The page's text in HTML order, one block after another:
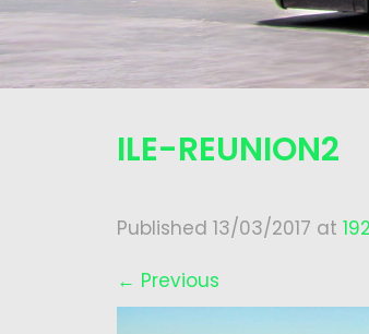
ILE-REUNION2
Published 13/03/2017 at
← Previous